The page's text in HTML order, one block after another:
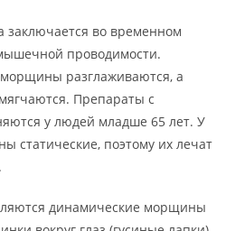
заключается во временном
проводимости.
разглаживаются, а
Препараты с
у людей младше 65 лет. У
статические, поэтому их лечат
динамические морщины